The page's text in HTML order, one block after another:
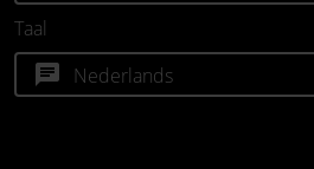
Taal
chat